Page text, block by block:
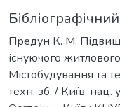
Предун К. М.
існуючого
Містобудування та
техн. зб. / Київ. нац.